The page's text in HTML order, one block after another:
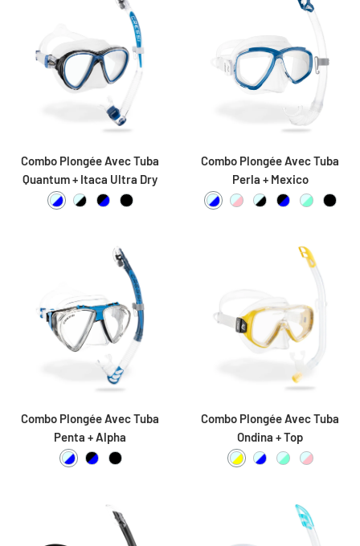
Combo Plongée Avec Tuba
Quantum + Itaca Ultra Dry
Clear / Blue
Clear / Black
Black / Blue
Black / Black
Combo Plongée Avec Tuba
Perla + Mexico
Clear / Blue
Clear / Pink
Clear / Black
Black / Blue
Clear /
Combo Plongée Avec Tuba
Penta + Alpha
Clear / Blue
Black / Blue
Black / Black
Combo Plongée Avec Tuba
Ondina + Top
Clear / Yellow
Clear / Blue
Clear /Clear /